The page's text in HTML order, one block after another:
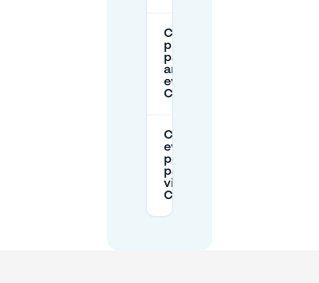
Conviene
prenotare il
parcheggio in
anticipo per gli
eventi a Sint
Catharinakerk?
Come posso
evitare multe
per il
parcheggio
vicino a Sint
Catharinakerk?